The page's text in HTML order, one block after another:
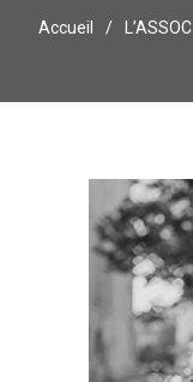
Accueil L’ASSOC